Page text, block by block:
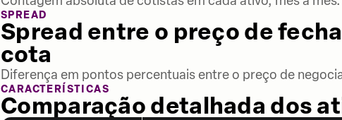
SPREAD
Spread entre o preço de
cota
Diferença em pontos percentuais entre o preço de
CARACTERÍSTICAS
Comparação detalhada dos